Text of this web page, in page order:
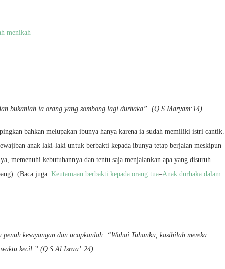
menikah
bukanlah ia orang yang sombong lagi durhaka”. (Q.S Maryam:14)
bahkan melupakan ibunya hanya karena ia sudah memiliki istri cantik.
anak laki-laki untuk berbakti kepada ibunya tetap berjalan meskipun
memenuhi kebutuhannya dan tentu saja menjalankan apa yang disuruh
(Baca juga: Keutamaan berbakti kepada orang tua–Anak durhaka dalam
kesayangan dan ucapkanlah: “Wahai Tuhanku, kasihilah mereka
waktu kecil.” (Q.S Al Israa’:24)